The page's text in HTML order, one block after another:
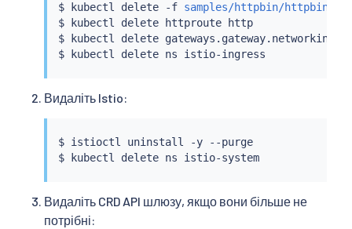
$ kubectl delete -f samples/httpbin/
$
kubectl delete httproute http
$
kubectl delete
$
kubectl
Видаліть Istio:
$ istioctl uninstall -y --purge
$
kubectl delete ns istio-system
Видаліть CRD API шлюзу, якщо вони більше не
потрібні: